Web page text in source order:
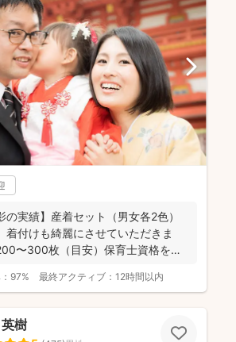
の実績】産着セット（男女各2色）
着付けも綺麗にさせていただきま
〜300枚（目安）保育士資格を持
97% 最終アクティブ： 12時間以内
樹